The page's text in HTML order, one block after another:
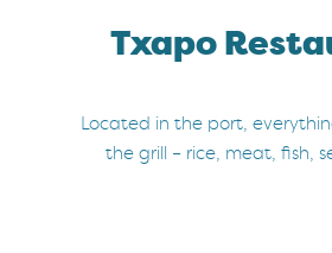
Txapo
Located in the port,
the grill – rice, meat, fish,